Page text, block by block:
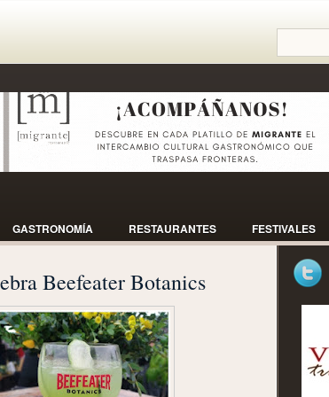
GASTRONOMÍA RESTAURANTES FESTIVALES
Beefeater Botanics